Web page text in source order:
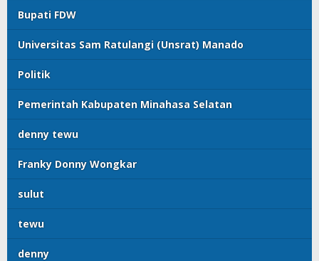
Bupati FDW
Universitas Sam Ratulangi (Unsrat) Manado
Politik
Pemerintah Kabupaten Minahasa Selatan
denny tewu
Franky Donny Wongkar
sulut
tewu
denny